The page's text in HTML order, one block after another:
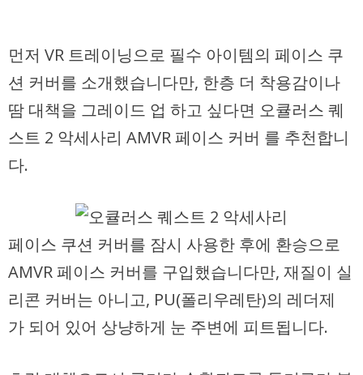
먼저 VR 트레이닝으로 필수 아이템의 페이스 쿠
션 커버를 소개했습니다만, 한층 더 착용감이나
땀 대책을 그레이드 업 하고 싶다면 오큘러스 퀘
스트 2 악세사리 AMVR 페이스 커버 를 추천합니
다.
페이스 쿠션 커버를 잠시 사용한 후에 환승으로
AMVR 페이스 커버를 구입했습니다만, 재질이 실
리콘 커버는 아니고, PU(폴리우레탄)의 레더제
가 되어 있어 상냥하게 눈 주변에 피트됩니다.